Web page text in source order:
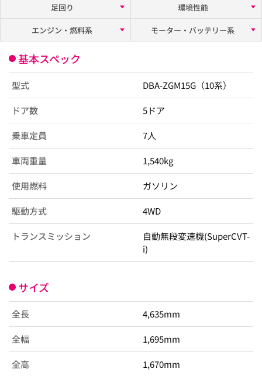
足回り
環境性能
エンジン・燃料系
モーター・バッテリー系
基本スペック
型式 DBA-ZGM15G（10系）
ドア数 5ドア
乗車定員 7人
車両重量 1,540kg
使用燃料 ガソリン
駆動方式 4WD
トランスミッション
自動無段変速機(SuperCVT-
i)
サイズ
全長 4,635mm
全幅 1,695mm
全高 1,670mm